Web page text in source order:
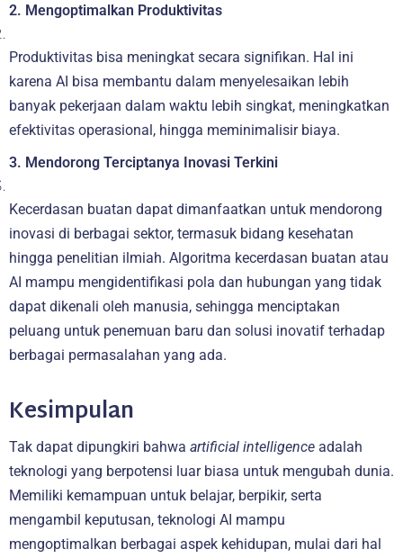
2. Mengoptimalkan Produktivitas
Produktivitas bisa meningkat secara signifikan. Hal ini
karena AI bisa membantu dalam menyelesaikan lebih
banyak pekerjaan dalam waktu lebih singkat, meningkatkan
efektivitas operasional, hingga meminimalisir biaya.
3. Mendorong Terciptanya Inovasi Terkini
Kecerdasan buatan dapat dimanfaatkan untuk mendorong
inovasi di berbagai sektor, termasuk bidang kesehatan
hingga penelitian ilmiah. Algoritma kecerdasan buatan atau
AI mampu mengidentifikasi pola dan hubungan yang tidak
dapat dikenali oleh manusia, sehingga menciptakan
peluang untuk penemuan baru dan solusi inovatif terhadap
berbagai permasalahan yang ada.
Kesimpulan
Tak dapat dipungkiri bahwa artificial intelligence adalah
teknologi yang berpotensi luar biasa untuk mengubah dunia.
Memiliki kemampuan untuk belajar, berpikir, serta
mengambil keputusan, teknologi AI mampu
mengoptimalkan berbagai aspek kehidupan, mulai dari hal